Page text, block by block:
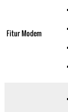
Fitur Modem